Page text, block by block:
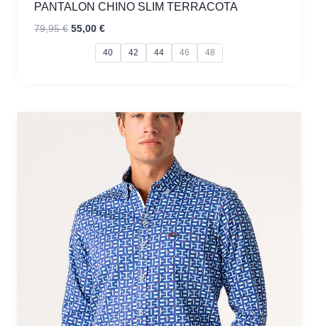
PANTALON CHINO SLIM TERRACOTA
79,95€ El
precio
55,00 €El
precio
actual
40 42 44 46 48